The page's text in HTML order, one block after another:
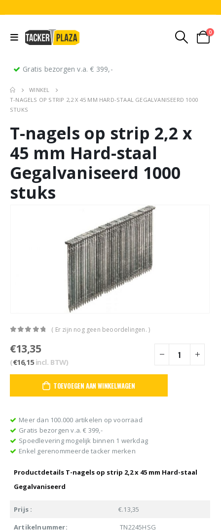
0
Gratis bezorgen v.a. € 399,-
WINKEL
T-NAGELS OP STRIP 2,2 X 45 MM HARD-STAAL GEGALVANISEERD 1000
STUKS
T-nagels op strip 2,2 x
45 mm Hard-staal
Gegalvaniseerd 1000
stuks
( Er zijn nog geen beoordelingen. )
€13,35
(€16,15incl. BTW)
TOEVOEGEN AAN WINKELWAGEN
Meer dan 100.000 artikelen op voorraad
Gratis bezorgen v.a. € 399,-
Spoedlevering mogelijk binnen 1 werkdag
Enkel gerenommeerde tacker merken
Productdetails T-nagels op strip 2,2 x 45 mm Hard-staal
Gegalvaniseerd
Prijs :
€.13,35
Artikelnummer:
TN2245HSG